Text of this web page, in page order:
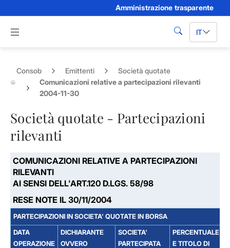
Amministrazione trasparente
Apri menu di navigazione
cerca IT
Consob Emittenti
Società quotate
Comunicazioni relative a partecipazioni rilevanti
2004-11-30
Società quotate - Partecipazioni
rilevanti
COMUNICAZIONI RELATIVE A PARTECIPAZIONI
RILEVANTI
AI SENSI DELL'ART.120 D.LGS. 58/98
RESE NOTE IL 30/11/2004
PARTECIPAZIONI IN SOCIETA' QUOTATE IN BORSA
DATA
OPERAZIONE
DICHIARANTE
OVVERO
SOCIETA'
PARTECIPATA
PERCENTUALE
E TITOLO DI